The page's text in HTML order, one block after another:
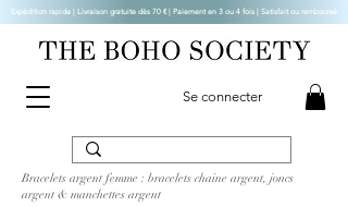
Se connecter
Expédition rapide | Livraison gratuite dès 70 € | Paiement en 3 ou 4 fois | Satisfait ou remboursé
Bracelets argent femme : bracelets chaine argent, joncs
argent & manchettes argent